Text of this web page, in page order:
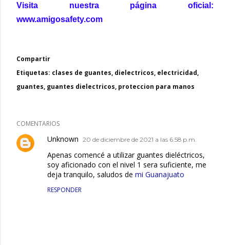
Visita nuestra página oficial:
www.amigosafety.com
Compartir
Etiquetas: clases de guantes dielectricos electricidad
guantes guantes dielectricos proteccion para manos
COMENTARIOS
Unknown 20 de diciembre de 2021 a las 6:58 p.m.
Apenas comencé a utilizar guantes dieléctricos,
soy aficionado con el nivel 1 sera suficiente, me
deja tranquilo, saludos de mi Guanajuato
RESPONDER